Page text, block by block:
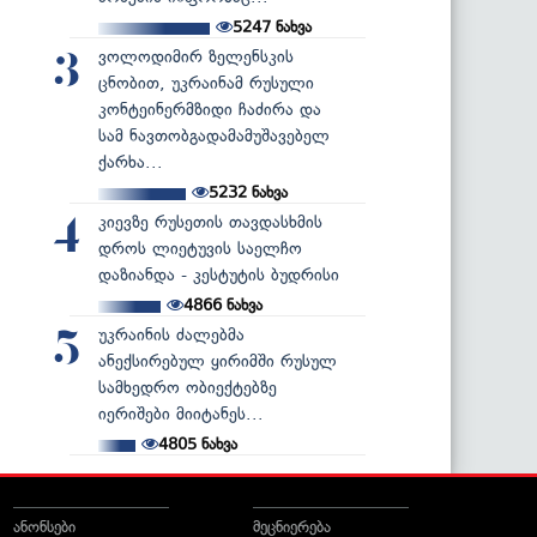
5247 ნახვა
3
ვოლოდიმირ ზელენსკის
ცნობით, უკრაინამ რუსული
კონტეინერმზიდი ჩაძირა და
სამ ნავთობგადამამუშავებელ
ქარხა...
5232ნახვა
4
კიევზე რუსეთის თავდასხმის
დროს ლიეტუვის საელჩო
დაზიანდა - კესტუტის ბუდრისი
4866ნახვა
5
უკრაინის ძალებმა
ანექსირებულ ყირიმში რუსულ
სამხედრო ობიექტებზე
იერიშები მიიტანეს...
4805 ნახვა
ანონსები მეცნიერება